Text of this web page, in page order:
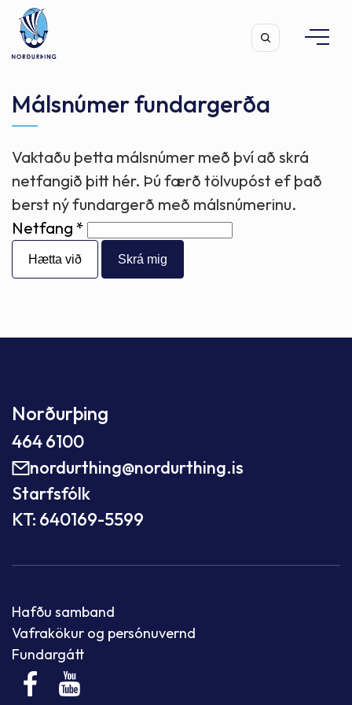
Leita
Málsnúmer fundargerða
Vaktaðu þetta málsnúmer með því að skrá
netfangið þitt hér. Þú færð tölvupóst ef það
berst ný fundargerð með málsnúmerinu.
Netfang
Hætta við
Norðurþing
464 6100
nordurthing@nordurthing.is
Starfsfólk
KT: 640169-5599
Hafðu samband
Vafrakökur og persónuvernd
Fundargátt